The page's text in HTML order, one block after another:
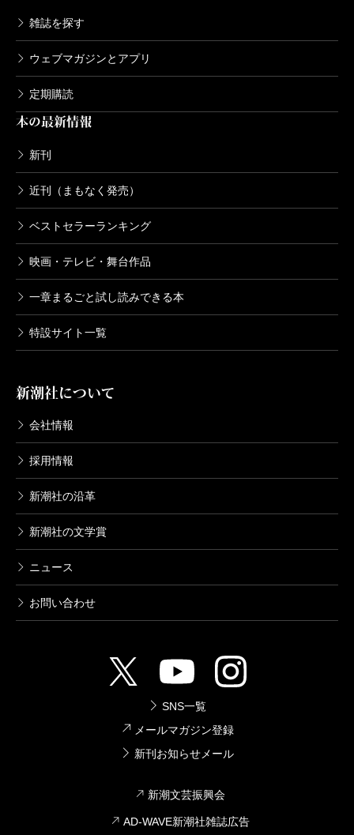
雑誌を探す
ウェブマガジンとアプリ
定期購読
本の最新情報
新刊
近刊（まもなく発売）
ベストセラーランキング
映画・テレビ・舞台作品
一章まるごと試し読みできる本
特設サイト一覧
新潮社について
会社情報
採用情報
新潮社の沿革
新潮社の文学賞
ニュース
お問い合わせ
SNS一覧
メールマガジン登録
新刊お知らせメール
新潮文芸振興会
AD-WAVE新潮社雑誌広告